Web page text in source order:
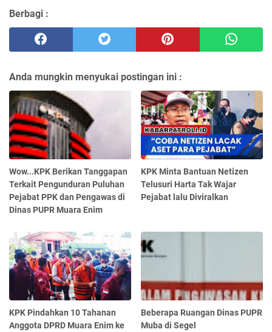
Berbagi :
Anda mungkin menyukai postingan ini :
Wow...KPK Berikan Tanggapan
Terkait Pengunduran Puluhan
Pejabat PPK dan Pengawas di
Dinas PUPR Muara Enim
KPK Minta Bantuan Netizen
Telusuri Harta Tak Wajar
Pejabat lalu Diviralkan
KPK Pindahkan 10 Tahanan
Anggota DPRD Muara Enim ke
Beberapa Ruangan Dinas PUPR
Muba di Segel